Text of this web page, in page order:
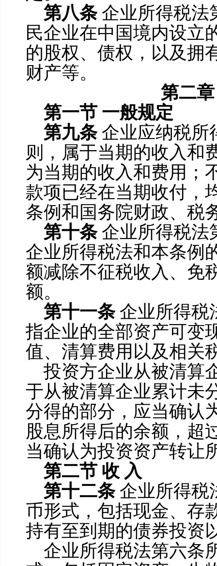
第八条 企业所得税法
民企业在中国境内设立
的股权、债权，以及拥
财产等。
第二章
第一节 一般规定
第九条 企业应纳税所
则，属于当期的收入和
为当期的收入和费用；
款项已经在当期收付，
条例和国务院财政、税
第十条 企业所得税法
企业所得税法和本条例
额减除不征税收入、免
额。
第十一条 企业所得税
指企业的全部资产可变
值、清算费用以及相关
投资方企业从被清算
于从被清算企业累计未
分得的部分，应当确认
股息所得后的余额，超
当确认为投资资产转让
第二节 收 入
第十二条 企业所得税
币形式，包括现金、存
持有至到期的债券投资
企业所得税法第六条